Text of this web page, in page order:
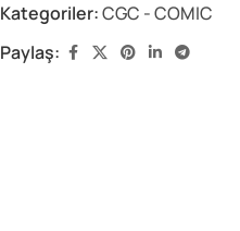
Kategoriler:CGC - COMIC
Paylaş: